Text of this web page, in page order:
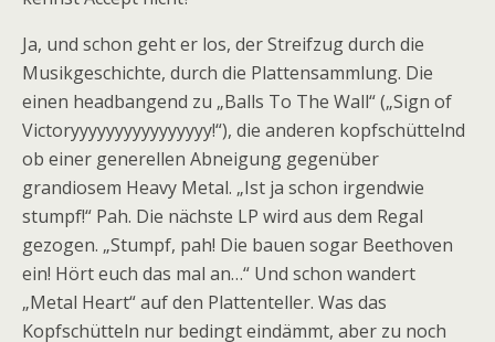
Ja, und schon geht er los, der Streifzug durch die
Musikgeschichte, durch die Plattensammlung. Die
einen headbangend zu „Balls To The Wall“ („Sign of
Victoryyyyyyyyyyyyyyyy!“), die anderen kopfschüttelnd
ob einer generellen Abneigung gegenüber
grandiosem Heavy Metal. „Ist ja schon irgendwie
stumpf!“ Pah. Die nächste LP wird aus dem Regal
gezogen. „Stumpf, pah! Die bauen sogar Beethoven
ein! Hört euch das mal an…“ Und schon wandert
„Metal Heart“ auf den Plattenteller. Was das
Kopfschütteln nur bedingt eindämmt, aber zu noch